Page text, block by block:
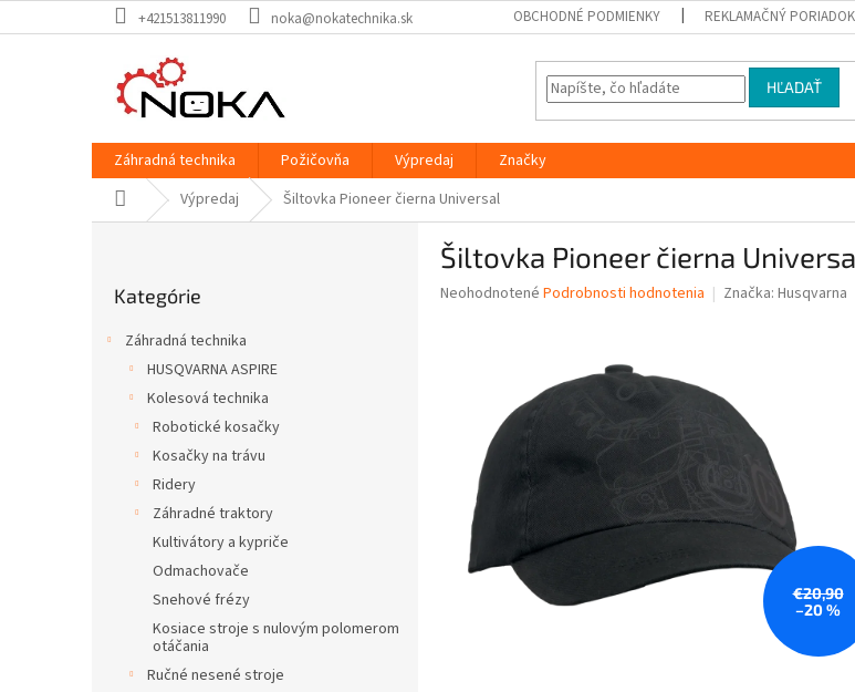
na
+421513811990 noka@nokatechnika.sk OBCHODNÉ PODMIENKY REKLAMAČNÝ PORIADOK
HĽADAŤ
Záhradná technika Požičovňa Výpredaj
Značky
DomovVýpredaj Šiltovka Pioneer čierna Universal
kategórie
Kategórie
Záhradná technika
HUSQVARNA ASPIRE
Kolesová technika
Robotické kosačky
Kosačky na trávu
Ridery
Záhradné traktory
Kultivátory a kypriče
Odmachovače
Snehové frézy
Kosiace stroje s nulovým polomerom
otáčania
Ručné nesené stroje
Šiltovka Pioneer čierna
Priemerné
hviezdičiek.
Neohodnotené Podrobnosti hodnotenia Značka: Husqvarna
€20,90
–20 %